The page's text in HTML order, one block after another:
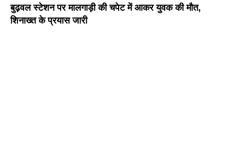
बुढ़वल स्टेशन पर मालगाड़ी की चपेट में आकर युवक की मौत,
शिनाख्त के प्रयास जारी